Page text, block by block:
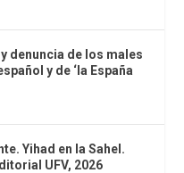
denuncia de los males
y de ‘la España
Yihad en la Sahel.
UFV, 2026